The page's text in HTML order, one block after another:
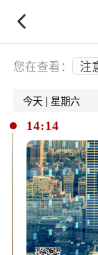
您在查看： 注
今天 | 星期六
14:14